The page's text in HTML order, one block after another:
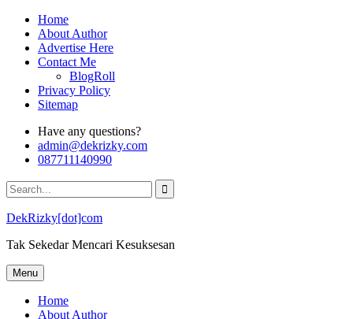
Skip
content
Home
About Author
Advertise Here
Contact Me
BlogRoll
Privacy Policy
Sitemap
Have any questions?
admin@dekrizky.com
087711140990
Search
for:
DekRizky[dot]com
Tak Sekedar Mencari Kesuksesan
Menu
Home
About Author